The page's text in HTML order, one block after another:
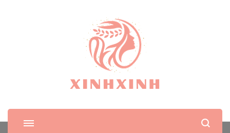
XinhXinh
Trang tin tức cho phái đẹp